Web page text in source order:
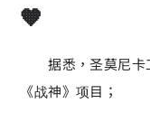
🧡
据悉，圣莫尼卡
《战神》项目；